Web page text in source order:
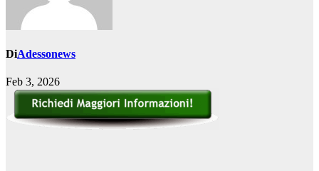
DiAdessonews
Feb 3, 2026